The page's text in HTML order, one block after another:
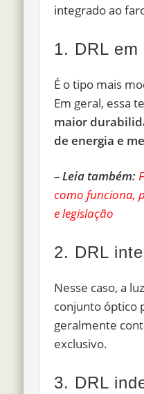
integrado ao
1. DRL em
É o tipo mais
Em geral, essa
maior
de energia e
– Leia também:
como funciona,
e legislação
2. DRL
Nesse caso, a
conjunto óptico
geralmente
exclusivo.
3. DRL